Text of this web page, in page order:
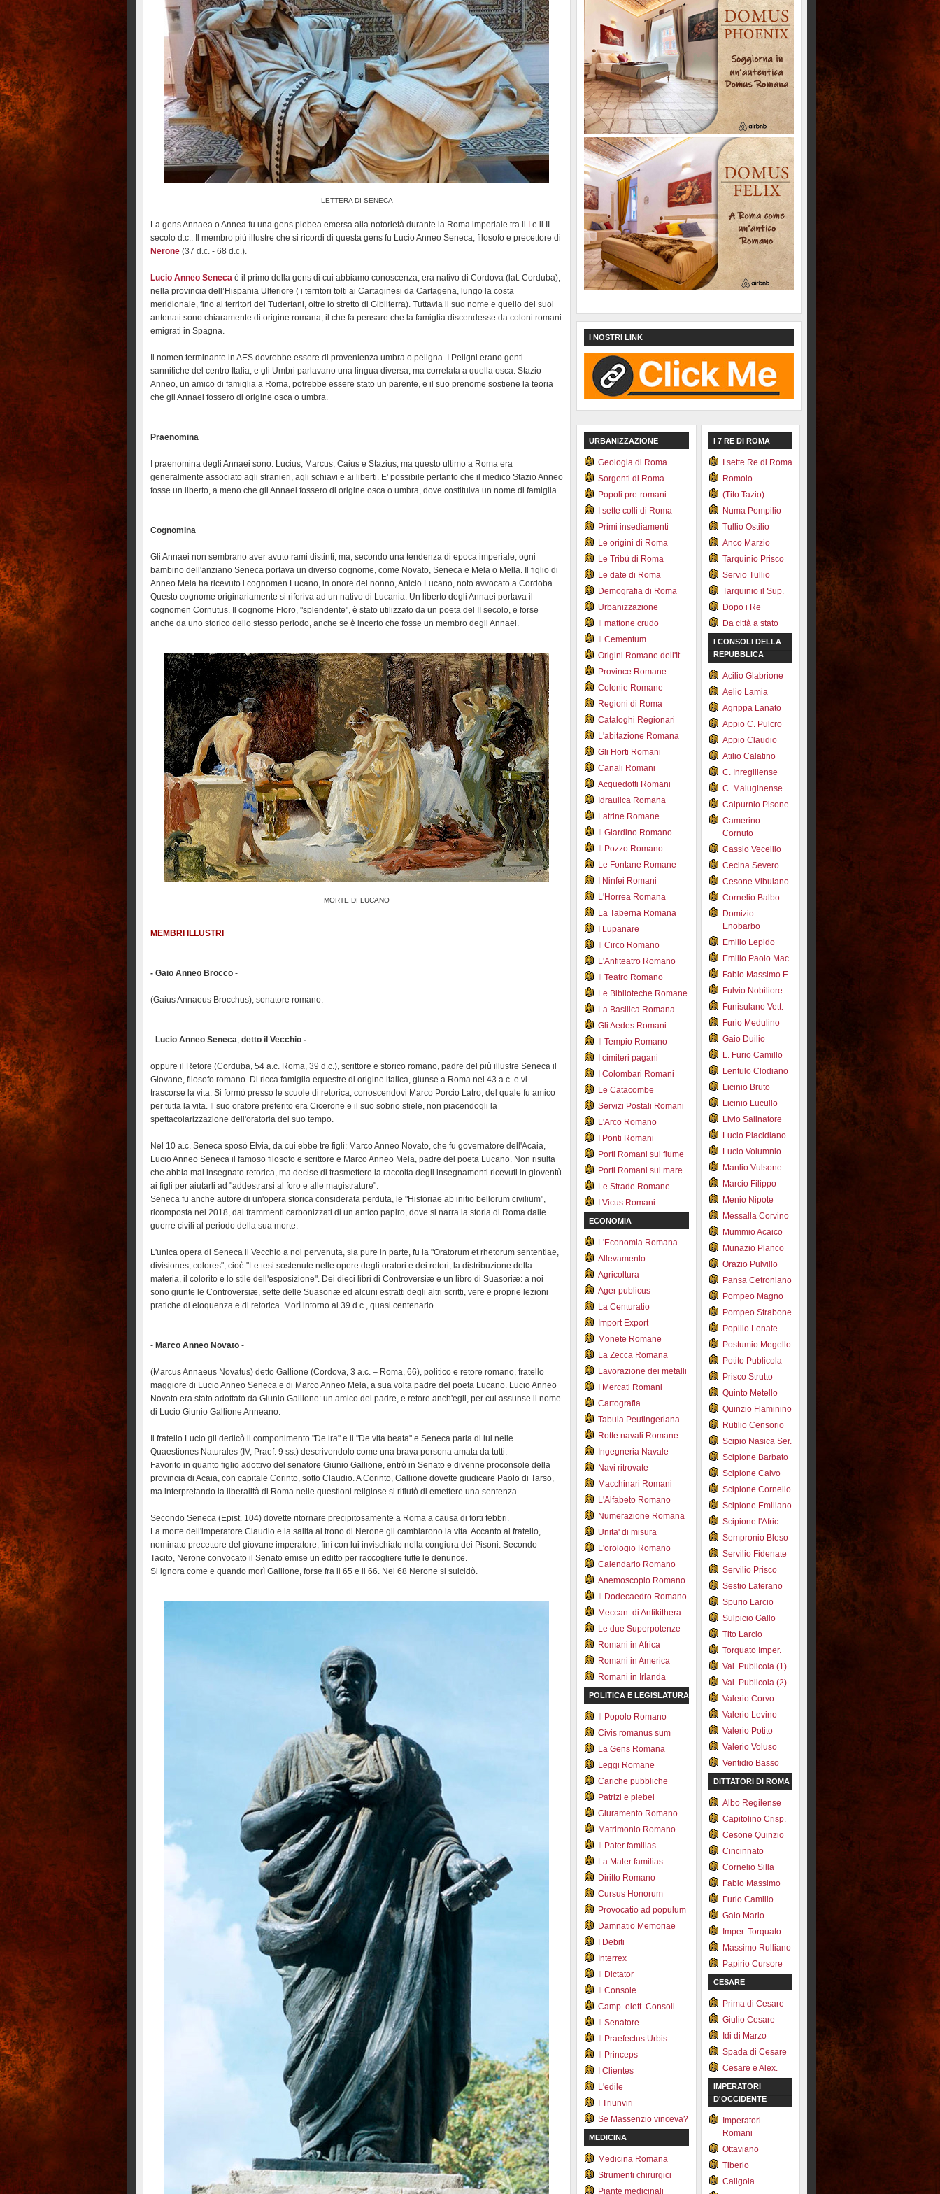
LETTERA DI SENECA
La gens Annaea o Annea fu una gens plebea emersa alla notorietà durante la Roma imperiale tra il
e il II
secolo d.c.. Il membro più illustre che si ricordi di questa gens fu Lucio Anneo Seneca, filosofo e precettore di
Nerone (37 d.c. - 68 d.c.).
Lucio Anneo Seneca è il primo della gens di cui abbiamo conoscenza, era nativo di Cordova (lat. Corduba),
nella provincia dell’Hispania Ulteriore ( i territori tolti ai Cartaginesi da Cartagena, lungo la costa
meridionale, fino al territori dei Tudertani, oltre lo stretto di Gibilterra). Tuttavia il suo nome e quello dei suoi
antenati sono chiaramente di origine romana, il che fa pensare che la famiglia discendesse da coloni romani
emigrati in Spagna.
Il nomen terminante in AES dovrebbe essere di provenienza umbra o peligna. I Peligni erano genti
sannitiche del centro Italia, e gli Umbri parlavano una lingua diversa, ma correlata a quella osca. Stazio
Anneo, un amico di famiglia a Roma, potrebbe essere stato un parente, e il suo prenome sostiene la teoria
che gli Annaei fossero di origine osca o umbra.
Praenomina
I praenomina degli Annaei sono: Lucius, Marcus, Caius e Stazius, ma questo ultimo a Roma era
generalmente associato agli stranieri, agli schiavi e ai liberti. E' possibile pertanto che il medico Stazio Anneo
fosse un liberto, a meno che gli Annaei fossero di origine osca o umbra, dove costituiva un nome di famiglia.
Cognomina
Gli Annaei non sembrano aver avuto rami distinti, ma, secondo una tendenza di epoca imperiale, ogni
bambino dell'anziano Seneca portava un diverso cognome, come Novato, Seneca e Mela o Mella. Il figlio di
Anneo Mela ha ricevuto i cognomen Lucano, in onore del nonno, Anicio Lucano, noto avvocato a Cordoba.
Questo cognome originariamente si riferiva ad un nativo di Lucania. Un liberto degli Annaei portava il
cognomen Cornutus. Il cognome Floro, "splendente", è stato utilizzato da un poeta del II secolo, e forse
anche da uno storico dello stesso periodo, anche se è incerto che fosse un membro degli Annaei.
MORTE DI LUCANO
MEMBRI ILLUSTRI
- Gaio Anneo Brocco -
(Gaius Annaeus Brocchus), senatore romano.
- Lucio Anneo Seneca, detto il Vecchio -
oppure il Retore (Corduba, 54 a.c. Roma, 39 d.c.), scrittore e storico romano, padre del più illustre Seneca il
Giovane, filosofo romano. Di ricca famiglia equestre di origine italica, giunse a Roma nel 43 a.c. e vi
trascorse la vita. Si formò presso le scuole di retorica, conoscendovi Marco Porcio Latro, del quale fu amico
per tutta la vita. Il suo oratore preferito era Cicerone e il suo sobrio stiele, non piacendogli la
spettacolarizzazione dell'oratoria del suo tempo.
Nel 10 a.c. Seneca sposò Elvia, da cui ebbe tre figli: Marco Anneo Novato, che fu governatore dell'Acaia,
Lucio Anneo Seneca il famoso filosofo e scrittore e Marco Anneo Mela, padre del poeta Lucano. Non risulta
che abbia mai insegnato retorica, ma decise di trasmettere la raccolta degli insegnamenti ricevuti in gioventù
ai figli per aiutarli ad "addestrarsi al foro e alle magistrature".
Seneca fu anche autore di un'opera storica considerata perduta, le "Historiae ab initio bellorum civilium",
ricomposta nel 2018, dai frammenti carbonizzati di un antico papiro, dove si narra la storia di Roma dalle
guerre civili al periodo della sua morte.
L'unica opera di Seneca il Vecchio a noi pervenuta, sia pure in parte, fu la "Oratorum et rhetorum sententiae,
divisiones, colores", cioè "Le tesi sostenute nelle opere degli oratori e dei retori, la distribuzione della
materia, il colorito e lo stile dell'esposizione". Dei dieci libri di Controversiæ e un libro di Suasoriæ: a noi
sono giunte le Controversiæ, sette delle Suasoriæ ed alcuni estratti degli altri scritti, vere e proprie lezioni
pratiche di eloquenza e di retorica. Morì intorno al 39 d.c., quasi centenario.
- Marco Anneo Novato -
(Marcus Annaeus Novatus) detto Gallione (Cordova, 3 a.c. – Roma, 66), politico e retore romano, fratello
maggiore di Lucio Anneo Seneca e di Marco Anneo Mela, a sua volta padre del poeta Lucano. Lucio Anneo
Novato era stato adottato da Giunio Gallione: un amico del padre, e retore anch'egli, per cui assunse il nome
di Lucio Giunio Gallione Anneano.
Il fratello Lucio gli dedicò il componimento "De ira" e il "De vita beata" e Seneca parla di lui nelle
Quaestiones Naturales (IV, Praef. 9 ss.) descrivendolo come una brava persona amata da tutti.
Favorito in quanto figlio adottivo del senatore Giunio Gallione, entrò in Senato e divenne proconsole della
provincia di Acaia, con capitale Corinto, sotto Claudio. A Corinto, Gallione dovette giudicare Paolo di Tarso,
ma interpretando la liberalità di Roma nelle questioni religiose si rifiutò di emettere una sentenza.
Secondo Seneca (Epist. 104) dovette ritornare precipitosamente a Roma a causa di forti febbri.
La morte dell'imperatore Claudio e la salita al trono di Nerone gli cambiarono la vita. Accanto al fratello,
nominato precettore del giovane imperatore, finì con lui invischiato nella congiura dei Pisoni. Secondo
Tacito, Nerone convocato il Senato emise un editto per raccogliere tutte le denunce.
Si ignora come e quando morì Gallione, forse fra il 65 e il 66. Nel 68 Nerone si suicidò.
I NOSTRI LINK
URBANIZZAZIONE
Geologia di Roma
Sorgenti di Roma
Popoli pre-romani
I sette colli di Roma
Primi insediamenti
Le origini di Roma
Le Tribù di Roma
Le date di Roma
Demografia di Roma
Urbanizzazione
Il mattone crudo
Il Cementum
Origini Romane dell'It.
Province Romane
Colonie Romane
Regioni di Roma
Cataloghi Regionari
L'abitazione Romana
Gli Horti Romani
Canali Romani
Acquedotti Romani
Idraulica Romana
Latrine Romane
Il Giardino Romano
Il Pozzo Romano
Le Fontane Romane
I Ninfei Romani
L'Horrea Romana
La Taberna Romana
I Lupanare
Il Circo Romano
L'Anfiteatro Romano
Il Teatro Romano
Le Biblioteche Romane
La Basilica Romana
Gli Aedes Romani
Il Tempio Romano
I cimiteri pagani
I Colombari Romani
Le Catacombe
Servizi Postali Romani
L'Arco Romano
I Ponti Romani
Porti Romani sul fiume
Porti Romani sul mare
Le Strade Romane
I Vicus Romani
ECONOMIA
L'Economia Romana
Allevamento
Agricoltura
Ager publicus
La Centuratio
Import Export
Monete Romane
La Zecca Romana
Lavorazione dei metalli
I Mercati Romani
Cartografia
Tabula Peutingeriana
Rotte navali Romane
Ingegneria Navale
Navi ritrovate
Macchinari Romani
L'Alfabeto Romano
Numerazione Romana
Unita' di misura
L'orologio Romano
Calendario Romano
Anemoscopio Romano
Il Dodecaedro Romano
Meccan. di Antikithera
Le due Superpotenze
Romani in Africa
Romani in America
Romani in Irlanda
POLITICA E LEGISLATURA
Il Popolo Romano
Civis romanus sum
La Gens Romana
Leggi Romane
Cariche pubbliche
Patrizi e plebei
Giuramento Romano
Matrimonio Romano
Il Pater familias
La Mater familias
Diritto Romano
Cursus Honorum
Provocatio ad populum
Damnatio Memoriae
I Debiti
Interrex
Il Dictator
Il Console
Camp. elett. Consoli
Il Senatore
Il Praefectus Urbis
Il Princeps
I Clientes
L'edile
I Triunviri
Se Massenzio vinceva?
MEDICINA
Medicina Romana
Strumenti chirurgici
Piante medicinali
I 7 RE DI ROMA
I sette Re di Roma
Romolo
(Tito Tazio)
Numa Pompilio
Tullio Ostilio
Anco Marzio
Tarquinio Prisco
Servio Tullio
Tarquinio il Sup.
Dopo i Re
Da città a stato
I CONSOLI DELLA
REPUBBLICA
Acilio Glabrione
Aelio Lamia
Agrippa Lanato
Appio C. Pulcro
Appio Claudio
Atilio Calatino
C. Inregillense
C. Maluginense
Calpurnio Pisone
Camerino
Cornuto
Cassio Vecellio
Cecina Severo
Cesone Vibulano
Cornelio Balbo
Domizio
Enobarbo
Emilio Lepido
Emilio Paolo Mac.
Fabio Massimo E.
Fulvio Nobiliore
Funisulano Vett.
Furio Medulino
Gaio Duilio
L. Furio Camillo
Lentulo Clodiano
Licinio Bruto
Licinio Lucullo
Livio Salinatore
Lucio Placidiano
Lucio Volumnio
Manlio Vulsone
Marcio Filippo
Menio Nipote
Messalla Corvino
Mummio Acaico
Munazio Planco
Orazio Pulvillo
Pansa Cetroniano
Pompeo Magno
Pompeo Strabone
Popilio Lenate
Postumio Megello
Potito Publicola
Prisco Strutto
Quinto Metello
Quinzio Flaminino
Rutilio Censorio
Scipio Nasica Ser.
Scipione Barbato
Scipione Calvo
Scipione Cornelio
Scipione Emiliano
Scipione l'Afric.
Sempronio Bleso
Servilio Fidenate
Servilio Prisco
Sestio Laterano
Spurio Larcio
Sulpicio Gallo
Tito Larcio
Torquato Imper.
Val. Publicola (1)
Val. Publicola (2)
Valerio Corvo
Valerio Levino
Valerio Potito
Valerio Voluso
Ventidio Basso
DITTATORI DI ROMA
Albo Regilense
Capitolino Crisp.
Cesone Quinzio
Cincinnato
Cornelio Silla
Fabio Massimo
Furio Camillo
Gaio Mario
Imper. Torquato
Massimo Rulliano
Papirio Cursore
CESARE
Prima di Cesare
Giulio Cesare
Idi di Marzo
Spada di Cesare
Cesare e Alex.
IMPERATORI
D'OCCIDENTE
Imperatori
Romani
Ottaviano
Tiberio
Caligola